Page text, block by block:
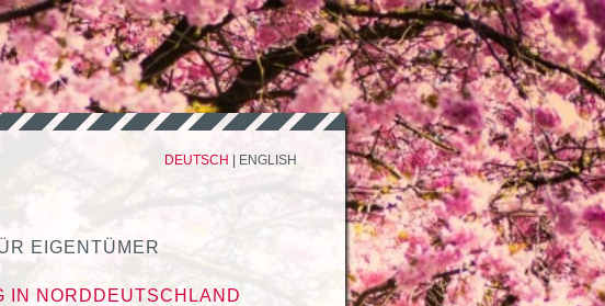
DEUTSCH ENGLISH
EIGENTÜMER
IN NORDDEUTSCHLAND